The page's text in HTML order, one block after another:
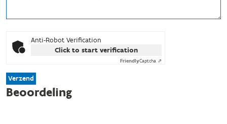
Anti-Robot Verification
Click to start verification
FriendlyCaptcha ⇗
Verzend
Beoordeling